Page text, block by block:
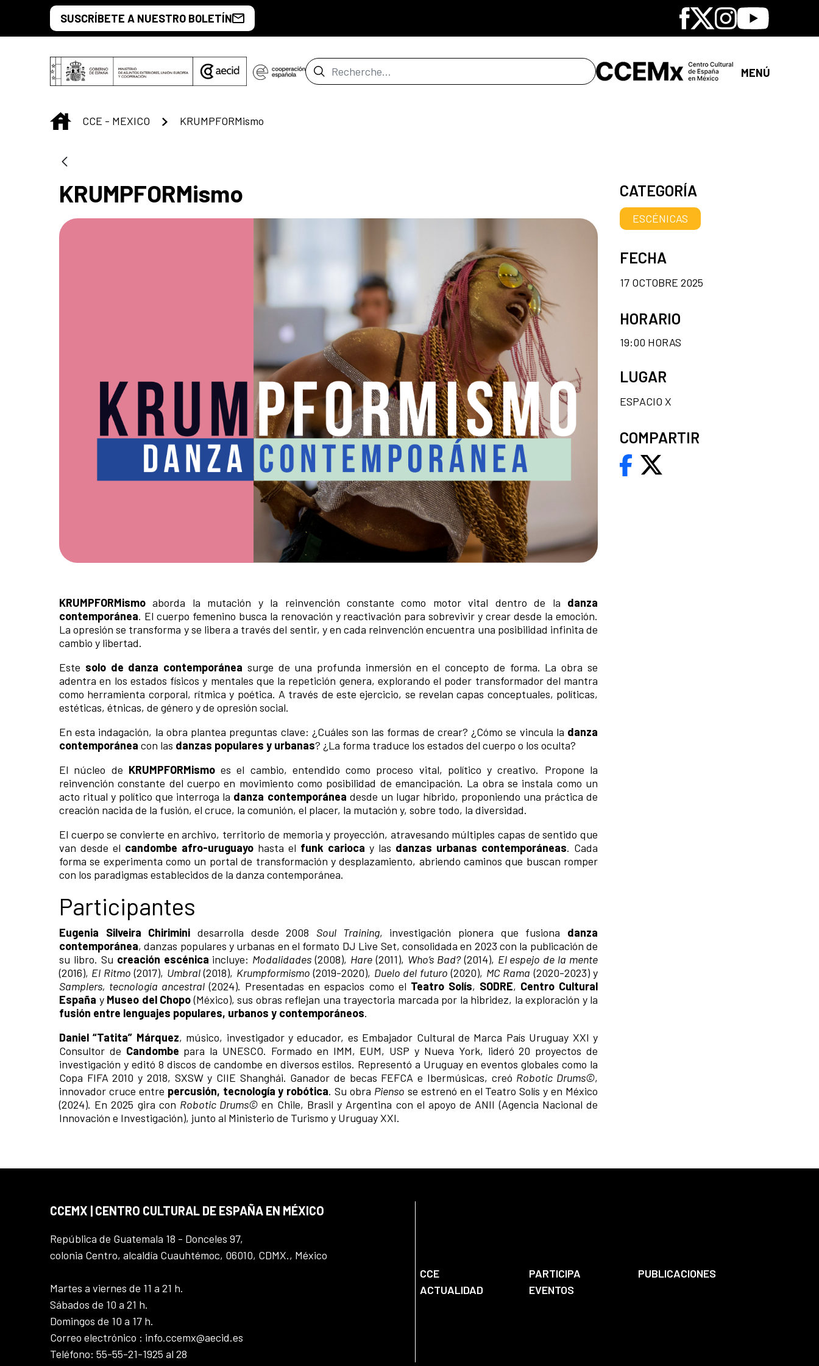
Saut au contenu principal
SUSCRÍBETE A NUESTRO BOLETÍN Facebook
X Instagram
Youtube
Barre de recherche MENÚ
INICIO
CCE - MEXICO KRUMPFORMismo
KRUMPFORMismo
KRUMPFORMismo aborda la mutación y la reinvención constante como motor vital dentro de la danza
contemporánea. El cuerpo femenino busca la renovación y reactivación para sobrevivir y crear desde la emoción.
La opresión se transforma y se libera a través del sentir, y en cada reinvención encuentra una posibilidad infinita de
cambio y libertad.
Este solo de danza contemporánea surge de una profunda inmersión en el concepto de forma. La obra se
adentra en los estados físicos y mentales que la repetición genera, explorando el poder transformador del mantra
como herramienta corporal, rítmica y poética. A través de este ejercicio, se revelan capas conceptuales, políticas,
estéticas, étnicas, de género y de opresión social.
En esta indagación, la obra plantea preguntas clave: ¿Cuáles son las formas de crear? ¿Cómo se vincula la danza
contemporánea con las danzas populares y urbanas? ¿La forma traduce los estados del cuerpo o los oculta?
El núcleo de KRUMPFORMismoes el cambio, entendido como proceso vital, político y creativo. Propone la
reinvención constante del cuerpo en movimiento como posibilidad de emancipación. La obra se instala como un
acto ritual y político que interroga la danza contemporánea desde un lugar híbrido, proponiendo una práctica de
creación nacida de la fusión, el cruce, la comunión, el placer, la mutación y, sobre todo, la diversidad.
El cuerpo se convierte en archivo, territorio de memoria y proyección, atravesando múltiples capas de sentido que
van desde el candombe afro-uruguayo hasta el funk carioca y las danzas urbanas contemporáneas. Cada
forma se experimenta como un portal de transformación y desplazamiento, abriendo caminos que buscan romper
con los paradigmas establecidos de la danza contemporánea.
Participantes
Eugenia Silveira Chirimini desarrolla desde 2008 Soul Training, investigación pionera que fusiona danza
contemporánea, danzas populares y urbanas en el formato DJ Live Set, consolidada en 2023 con la publicación de
su libro. Su creación escénica incluye: Modalidades (2008), Hare (2011), Who’s Bad?(2014), El espejo de la mente
(2016), El Ritmo (2017), Umbral(2018), Krumpformismo (2019-2020), Duelo del futuro (2020), MC Rama (2020-2023) y
Samplers, tecnología ancestral (2024). Presentadas en espacios como el Teatro Solís, SODRE, Centro Cultural
España y Museo del Chopo(México), sus obras reflejan una trayectoria marcada por la hibridez, la exploración y la
fusión entre lenguajes populares, urbanos y contemporáneos.
Daniel “Tatita” Márquez, músico, investigador y educador, es Embajador Cultural de Marca País Uruguay XXI y
Consultor de Candombe para la UNESCO. Formado en IMM, EUM, USP y Nueva York, lideró 20 proyectos de
investigación y editó 8 discos de candombe en diversos estilos. Representó a Uruguay en eventos globales como la
Copa FIFA 2010 y 2018, SXSW y CIIE Shanghái. Ganador de becas FEFCA e Ibermúsicas, creó Robotic Drums©,
innovador cruce entre percusión, tecnología y robótica. Su obra Pienso se estrenó en el Teatro Solís y en México
(2024). En 2025 gira con Robotic Drums© en Chile, Brasil y Argentina con el apoyo de ANII (Agencia Nacional de
Innovación e Investigación), junto al Ministerio de Turismo y Uruguay XXI.
CATEGORÍA
ESCÉNICAS
FECHA
17 OCTOBRE 2025
HORARIO
19:00 HORAS
LUGAR
ESPACIO X
COMPARTIR
CCEMX | CENTRO CULTURAL DE ESPAÑA EN MÉXICO
República de Guatemala 18 - Donceles 97,
colonia Centro, alcaldía Cuauhtémoc, 06010, CDMX., México
Martes a viernes de 11 a 21 h.
Sábados de 10 a 21 h.
Domingos de 10 a 17 h.
Correo electrónico : info.ccemx@aecid.es
Teléfono: 55-55-21-1925 al 28
CCE PARTICIPA
PUBLICACIONES
ACTUALIDAD
EVENTOS